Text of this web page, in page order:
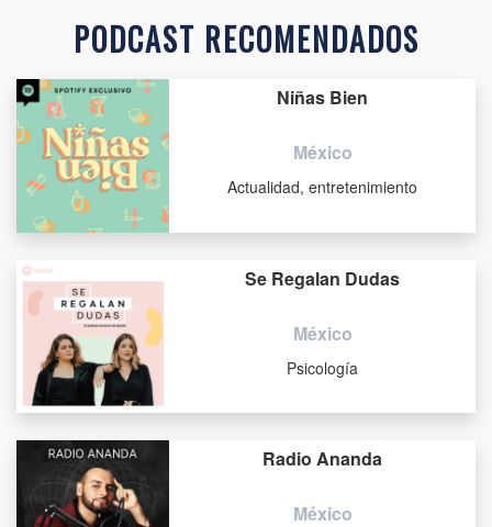
PODCAST RECOMENDADOS
Niñas Bien
México
Actualidad, entretenimiento
Se Regalan Dudas
México
Psicología
Radio Ananda
México